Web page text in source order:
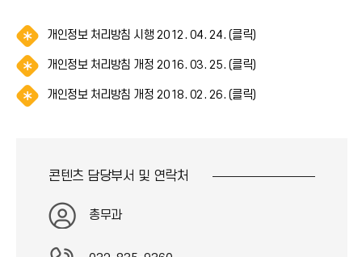
개인정보 처리방침 시행 2012. 04. 24. (클릭)알
(
아
개인정보 처리방침 개정 2016. 03. 25. (클릭)알
(
개인정보 처리방침 개정 2018. 02. 26. (클릭)알
이
콘텐츠 담당부서 및 연락처
총무과